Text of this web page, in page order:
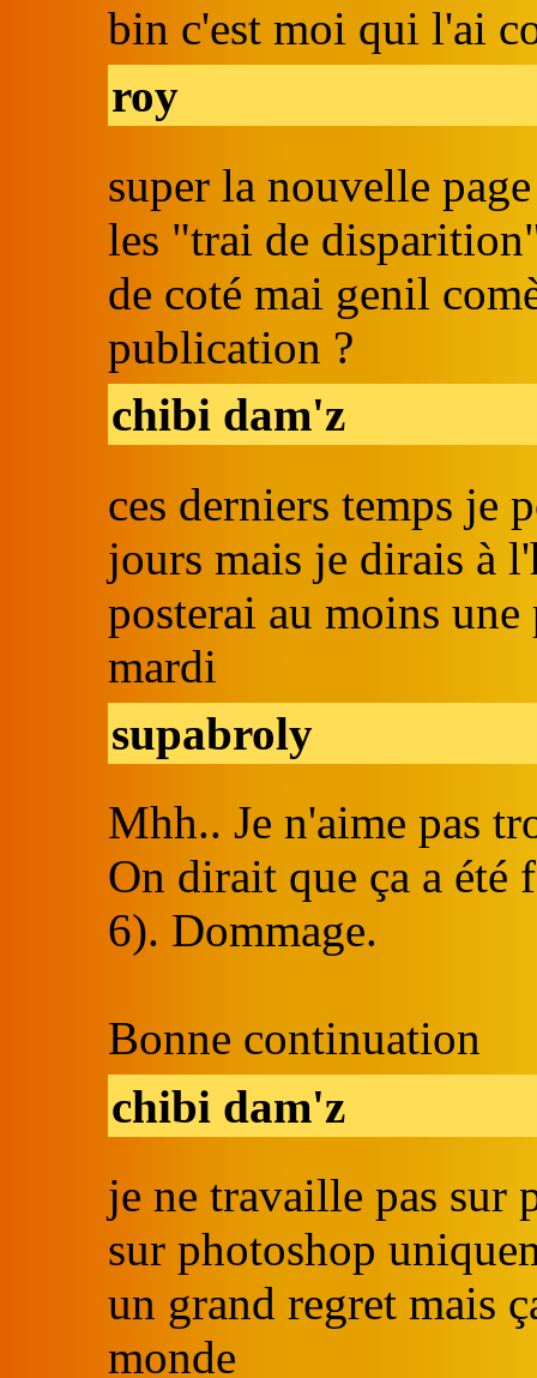
bin c'est moi qui l'ai
roy
super la nouvelle
les "trai de
de coté mai genil
publication ?
chibi dam'z
ces derniers temps je
jours mais je dirais à
posterai au moins une
mardi
supabroly
Mhh.. Je n'aime pas
On dirait que ça a été
6). Dommage.
Bonne continuation
chibi dam'z
je ne travaille pas sur
sur photoshop
un grand regret mais
monde